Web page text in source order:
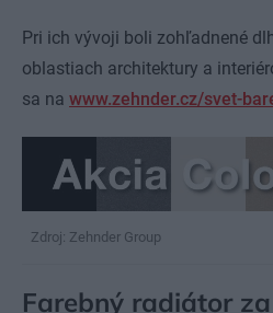
Pri ich vývoji boli zohľadnené
oblastiach architektury a
sa na www.zehnder.cz/svet-
Zdroj: Zehnder Group
Farebný radiátor